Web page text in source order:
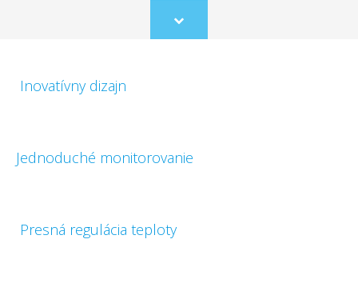
Scroll
to
Inovatívny dizajn
Jednoduché monitorovanie
Presná regulácia teploty